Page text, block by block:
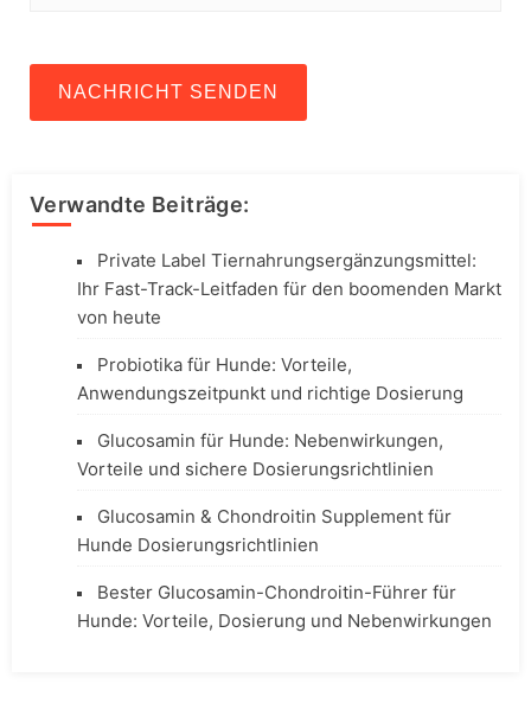
NACHRICHT SENDEN
Verwandte Beiträge:
Private Label Tiernahrungsergänzungsmittel:
Ihr Fast-Track-Leitfaden für den boomenden Markt
von heute
Probiotika für Hunde: Vorteile,
Anwendungszeitpunkt und richtige Dosierung
Glucosamin für Hunde: Nebenwirkungen,
Vorteile und sichere Dosierungsrichtlinien
Glucosamin & Chondroitin Supplement für
Hunde Dosierungsrichtlinien
Bester Glucosamin-Chondroitin-Führer für
Hunde: Vorteile, Dosierung und Nebenwirkungen